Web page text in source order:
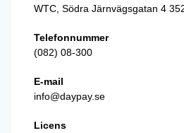
WTC, Södra Järnvägsgatan 4
Telefonnummer
(082) 08-300
E-mail
info@daypay.se
Licens